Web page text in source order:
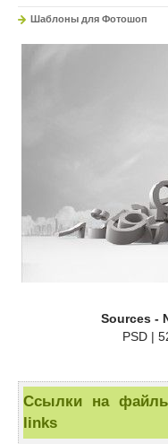
Шаблоны для Фотошоп
Sources -
PSD |
Ссылки на файлы
links